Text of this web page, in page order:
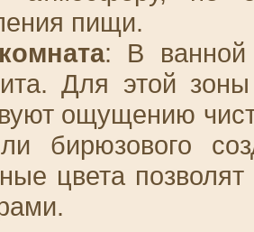
пищи.
: В ванной
Для этой
ощущению
бирюзового
цвета